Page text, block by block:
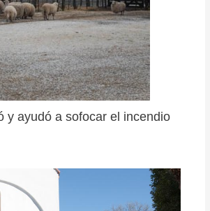
y ayudó a sofocar el incendio